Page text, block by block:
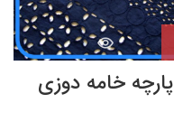
پارچه خامه دوزی